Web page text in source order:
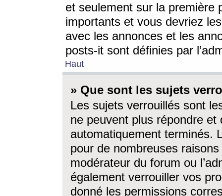
et seulement sur la première
importants et vous devriez
avec les annonces et les
posts-it sont définies par
Haut
» Que sont les sujets
Les sujets verrouillés sont
ne peuvent plus répondre
automatiquement terminés.
pour de nombreuses
modérateur du forum ou
également verrouiller vos
donné les permissions